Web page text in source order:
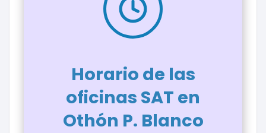
Horario de las
oficinas SAT en
Othón P. Blanco